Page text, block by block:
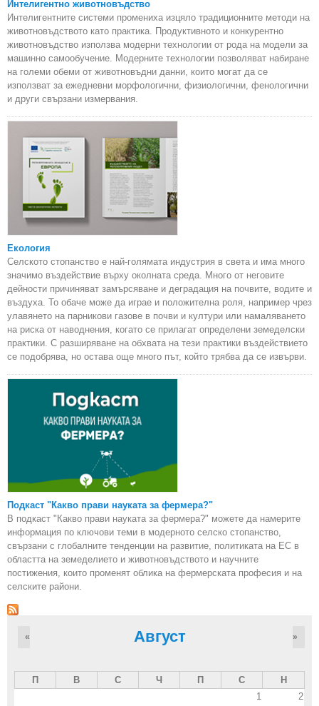
Интелигентно животновъдство
Интелигентните системи промениха изцяло традиционните методи на
животновъдството като практика. Продуктивното и конкурентно
животновъдство използва модерни технологии от рода на модели за
машинно самообучение. Модерните технологии позволяват набиране
на големи обеми от животновъдни данни, които могат да се
използват за ежедневни морфологични, физиологични, фенологични
и други свързани измервания.
Екология
Селското стопанство е най-голямата индустрия в света и има много
значимо въздействие върху околната среда. Много от неговите
дейности причиняват замърсяване и деградация на почвите, водите и
въздуха. То обаче може да играе и положителна роля, например чрез
улавянето на парникови газове в почви и култури или намаляването
на риска от наводнения, когато се прилагат определени земеделски
практики. С разширяване на обхвата на тези практики въздействието
се подобрява, но остава още много път, който трябва да се извърви.
Подкаст "Какво прави науката за фермера?"
В подкаст "Какво прави науката за фермера?" можете да намерите
информация по ключови теми в модерното селско стопанство,
свързани с глобалните тенденции на развитие, политиката на ЕС в
областта на земеделието и животновъдството и научните
постижения, които променят облика на фермерската професия и на
селските райони.
Август
« »
П В С Ч П С
Н
1
2